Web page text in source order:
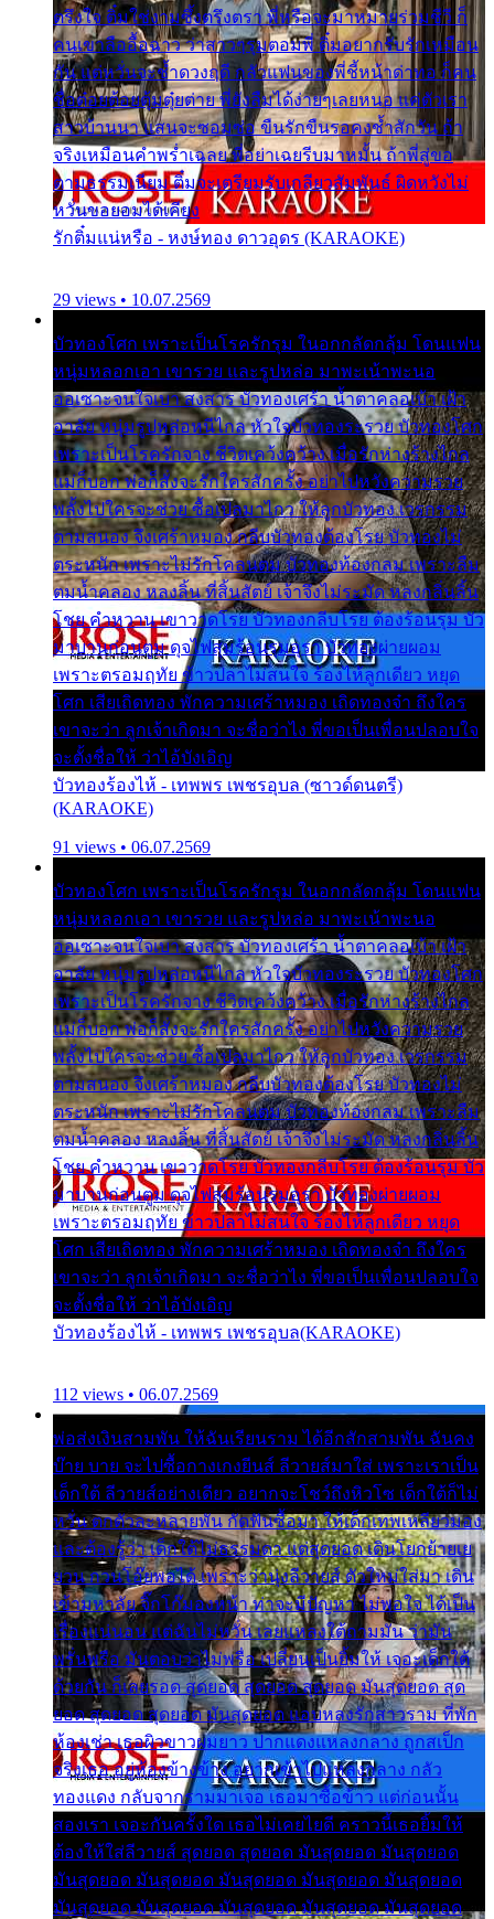
ตรึงใจ ติ๋มใช่งามซึ้งตรึงตรา พี่หรือจะมาหมายร่วมชีวี ก็
คนเขาลืออื้อฉาว ว่าสาวๆรุมตอมพี่ ติ๋มอยากรับรักเหมือน
กัน แต่หวั่นจะช้ำดวงฤดี กลัวแฟนของพี่ชี้หน้าด่าทอ ก็คน
ชื่อต๋อยต้อยตุ้มตุ๋ยต่าย พี่ยังลืมได้ง่ายๆเลยหนอ แค่ตัวเรา
สาวบ้านนา แสนจะซอมซ่อ ขืนรักขืนรอคงช้ำสักวัน ถ้า
จริงเหมือนคำพร่ำเฉลย พี่อย่าเฉยรีบมาหมั้น ถ้าพี่สู่ขอ
ตามธรรมเนียม ติ๋มจะเตรียมรับเกลียวสัมพันธ์ ผิดหวังไม่
หวั่นขอยอมได้เคียง
รักติ๋มแน่หรือ - หงษ์ทอง ดาวอุดร (KARAOKE)
29 views • 10.07.2569
บัวทองโศก เพราะเป็นโรครักรุม ในอกกลัดกลุ้ม โดนแฟน
หนุ่มหลอกเอา เขารวย และรูปหล่อ มาพะเน้าพะนอ
ออเซาะจนใจเบา สงสาร บัวทองเศร้า น้ำตาคลอเบ้า เฝ้า
อาลัย หนุ่มรูปหล่อหนีไกล หัวใจบัวทองระรวย บัวทองโศก
เพราะเป็นโรครักจาง ชีวิตเคว้งคว้าง เมื่อรักห่างร้างไกล
แม่ก็บอก พ่อก็สั่งจะรักใครสักครั้ง อย่าไปหวังความรวย
พลั้งไปใครจะช่วย ซื้อเปลมาไกว ให้ลูกบัวทอง เวรกรรม
ตามสนอง จึงเศร้าหมอง กลีบบัวทองต้องโรย บัวทองไม่
ตระหนัก เพราะไม่รักโคลนตม บัวทองท้องกลม เพราะลืม
ตมน้ำคลอง หลงลิ้น ที่สิ้นสัตย์ เจ้าจึงไม่ระมัด หลงกลิ่นลิ้น
โชย คำหวาน เขาวาดโรย บัวทองกลีบโรย ต้องร้อนรุม บัว
มาบานก่อนตูม ดุจไฟสุมร้อนรุมอุรา บัวทองผ่ายผอม
เพราะตรอมฤทัย ข้าวปลาไม่สนใจ ร้องไห้ลูกเดียว หยุด
โศก เสียเถิดทอง พักความเศร้าหมอง เถิดทองจ๋า ถึงใคร
เขาจะว่า ลูกเจ้าเกิดมา จะชื่อว่าไง พี่ขอเป็นเพื่อนปลอบใจ
จะตั้งชื่อให้ ว่าไอ้บังเอิญ
บัวทองร้องไห้ - เทพพร เพชรอุบล (ซาวด์ดนตรี)
(KARAOKE)
91 views • 06.07.2569
บัวทองโศก เพราะเป็นโรครักรุม ในอกกลัดกลุ้ม โดนแฟน
หนุ่มหลอกเอา เขารวย และรูปหล่อ มาพะเน้าพะนอ
ออเซาะจนใจเบา สงสาร บัวทองเศร้า น้ำตาคลอเบ้า เฝ้า
อาลัย หนุ่มรูปหล่อหนีไกล หัวใจบัวทองระรวย บัวทองโศก
เพราะเป็นโรครักจาง ชีวิตเคว้งคว้าง เมื่อรักห่างร้างไกล
แม่ก็บอก พ่อก็สั่งจะรักใครสักครั้ง อย่าไปหวังความรวย
พลั้งไปใครจะช่วย ซื้อเปลมาไกว ให้ลูกบัวทอง เวรกรรม
ตามสนอง จึงเศร้าหมอง กลีบบัวทองต้องโรย บัวทองไม่
ตระหนัก เพราะไม่รักโคลนตม บัวทองท้องกลม เพราะลืม
ตมน้ำคลอง หลงลิ้น ที่สิ้นสัตย์ เจ้าจึงไม่ระมัด หลงกลิ่นลิ้น
โชย คำหวาน เขาวาดโรย บัวทองกลีบโรย ต้องร้อนรุม บัว
มาบานก่อนตูม ดุจไฟสุมร้อนรุมอุรา บัวทองผ่ายผอม
เพราะตรอมฤทัย ข้าวปลาไม่สนใจ ร้องไห้ลูกเดียว หยุด
โศก เสียเถิดทอง พักความเศร้าหมอง เถิดทองจ๋า ถึงใคร
เขาจะว่า ลูกเจ้าเกิดมา จะชื่อว่าไง พี่ขอเป็นเพื่อนปลอบใจ
จะตั้งชื่อให้ ว่าไอ้บังเอิญ
บัวทองร้องไห้ - เทพพร เพชรอุบล(KARAOKE)
112 views • 06.07.2569
พ่อส่งเงินสามพัน ให้ฉันเรียนราม ได้อีกสักสามพัน ฉันคง
บ๊าย บาย จะไปซื้อกางเกงยีนส์ ลีวายส์มาใส่ เพราะเราเป็น
เด็กใต้ ลีวายส์อย่างเดียว อยากจะโชว์ถึงหิวโซ เด็กใต้ก็ไม่
หวั่น ตกตัวละหลายพัน กัดฟันซื้อมา ให้เด็กเทพเหลียวมอง
และต้องรู้ว่า เด็กใต้ไม่ธรรมดา แต่สุดยอด เดินโยกย้ายเย
ยวน กวนโอ๊ยพอได้ เพราะว่านุ่งลีวายส์ ตัวใหม่ใส่มา เดิน
เข้ามหาลัย จิ๊กโก๊มองหน้า ท่าจะมีปัญหา ไม่พอใจ ได้เป็น
เรื่องแน่นอน แต่ฉันไม่หวั่น เลยแหลงใต้ถามมัน ว่ามัน
พรั่นพรือ มันตอบว่าไม่พรื่อ เปลี่ยนเป็นยิ้มให้ เจอะเด็กใต้
ด้วยกัน ก็เลยรอด สุดยอด สุดยอด สุดยอด มันสุดยอด สุด
ยอด สุดยอด สุดยอด มันสุดยอด แอบหลงรักสาวราม ที่พัก
ห้องเช่า เธอผิวขาวผมยาว ปากแดงแหลงกลาง ถูกสเป็ก
จริงเธอ อยู่ห้องข้างข้าง อยากเข้าไปแหลงกลาง กลัว
ทองแดง กลับจากรามมาเจอ เธอมาซื้อข้าว แต่ก่อนนั้น
สองเรา เจอะกันครั้งใด เธอไม่เคยไยดี คราวนี้เธอยิ้มให้
ต้องให้ใส่ลีวายส์ สุดยอด สุดยอด มันสุดยอด มันสุดยอด
มันสุดยอด มันสุดยอด มันสุดยอด มันสุดยอด มันสุดยอด
มันสุดยอด มันสุดยอด มันสุดยอด มันสุดยอด มันสุดยอด